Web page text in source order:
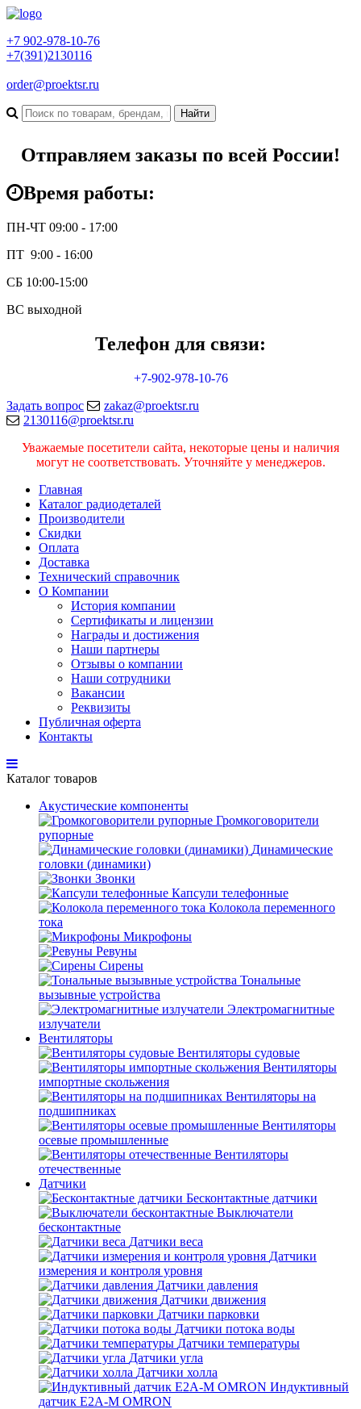
+7 902-978-10-76
+7(391)2130116
order@proektsr.ru
Отправляем заказы по всей России!
Время работы:
ПН-ЧТ 09:00 - 17:00
ПТ 9:00 - 16:00
СБ 10:00-15:00
ВС выходной
Телефон для связи:
+7-902-978-10-76
Задать вопрос
zakaz@proektsr.ru
2130116@proektsr.ru
Уважаемые посетители сайта, некоторые цены и наличия
могут не соответствовать. Уточняйте у менеджеров.
Главная
Каталог радиодеталей
Производители
Скидки
Оплата
Доставка
Технический справочник
О Компании
История компании
Сертификаты и лицензии
Награды и достижения
Наши партнеры
Отзывы о компании
Наши сотрудники
Вакансии
Реквизиты
Публичная оферта
Контакты
Каталог товаров
Акустические компоненты
Громкоговорители
рупорные
Динамические
головки (динамики)
Звонки
Капсули телефонные
Колокола переменного
тока
Микрофоны
Ревуны
Сирены
Тональные
вызывные устройства
Электромагнитные
излучатели
Вентиляторы
Вентиляторы судовые
Вентиляторы
импортные скольжения
Вентиляторы на
подшипниках
Вентиляторы
осевые промышленные
Вентиляторы
отечественные
Датчики
Бесконтактные датчики
Выключатели
бесконтактные
Датчики веса
Датчики
измерения и контроля уровня
Датчики давления
Датчики движения
Датчики парковки
Датчики потока воды
Датчики температуры
Датчики угла
Датчики холла
Индуктивный
датчик E2A-M OMRON